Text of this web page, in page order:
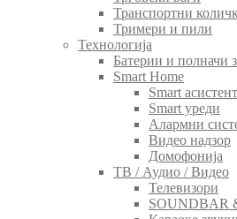
Транспортни
Тримери и пили
Технологија
Батерии и полначи
Smart Home
Smart
Smart уреди
Алармни
Видео надзор
Домофонија
ТВ / Аудио / Видео
Телевизори
SOUNDBAR